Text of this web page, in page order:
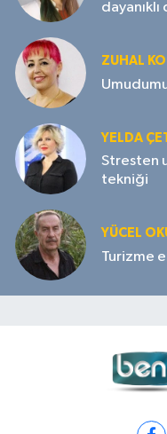
ZUHAL
YELDA
Stresten
tekniği
YÜCEL
Turizme